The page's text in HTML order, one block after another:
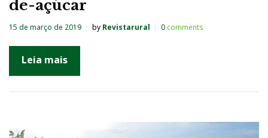
r
a
de-açúcar
15 de março de 2019 by Revistarural 0comments
Leia mais